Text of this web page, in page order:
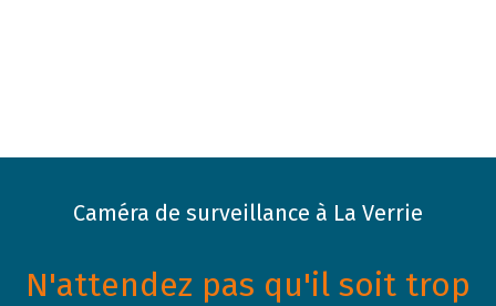
Caméra de surveillance à La Verrie
N'attendez pas qu'il soit trop